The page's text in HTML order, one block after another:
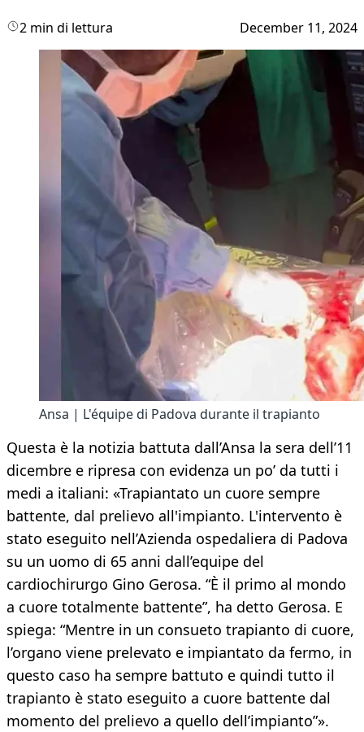
2 min di lettura December 11, 2024
Ansa | L'équipe di Padova durante il trapianto
Questa è la notizia battuta dall’Ansa la sera dell’11
dicembre e ripresa con evidenza un po’ da tutti i
medi a italiani: «Trapiantato un cuore sempre
battente, dal prelievo all'impianto. L'intervento è
stato eseguito nell’Azienda ospedaliera di Padova
su un uomo di 65 anni dall’equipe del
cardiochirurgo Gino Gerosa. “È il primo al mondo
a cuore totalmente battente”, ha detto Gerosa. E
spiega: “Mentre in un consueto trapianto di cuore,
l’organo viene prelevato e impiantato da fermo, in
questo caso ha sempre battuto e quindi tutto il
trapianto è stato eseguito a cuore battente dal
momento del prelievo a quello dell’impianto”».